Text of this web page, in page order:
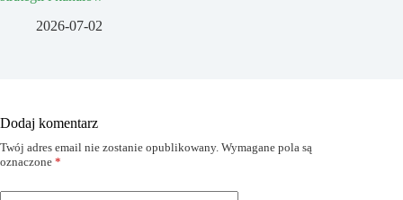
2026-07-02
Dodaj komentarz
Twój adres email nie zostanie opublikowany. Wymagane pola są
oznaczone *